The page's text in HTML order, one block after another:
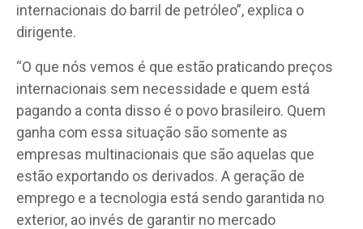
internacionais do barril de petróleo”, explica o
dirigente.
“O que nós vemos é que estão praticando preços
internacionais sem necessidade e quem está
pagando a conta disso é o povo brasileiro. Quem
ganha com essa situação são somente as
empresas multinacionais que são aquelas que
estão exportando os derivados. A geração de
emprego e a tecnologia está sendo garantida no
exterior, ao invés de garantir no mercado